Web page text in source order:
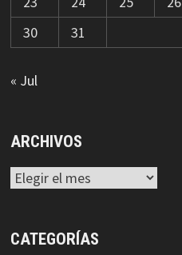
30
31
« Jul
ARCHIVOS
Archivos
CATEGORÍAS